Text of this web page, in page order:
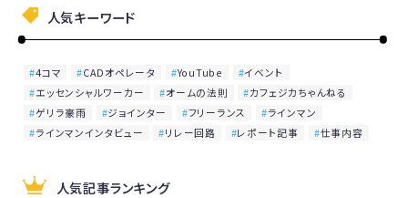
人気キーワード
4コマ CADオペレータ YouTube
イベント
エッセンシャルワーカー
オームの法則
カフェジカちゃんねる
ゲリラ豪雨
ジョインター フリーランス
ラインマン
ラインマンインタビュー
リレー回路 レポート記事 仕事内容
人気記事ランキング